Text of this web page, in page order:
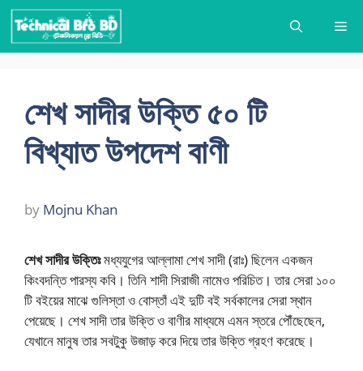
Skip
content
শেখ সাদীর উক্তি ৫০ টি
বিখ্যাত উপদেশ বাণী
by Mojnu Khan
শেখ সাদীর উক্তিঃমধ্যযুগের আল্লামা শেখ সাদী (রাঃ) ছিলেন একজন
কিংবদন্তি পারস্য কবি। তিনি শাদী সিরাজী নামেও পরিচিত। তার সেরা ১০০
টি বইয়ের মাঝে গুলিস্তা ও বোস্তাঁ এই দুটি বই সর্বকালের সেরা স্থান
পেয়েছে। শেখ সাদী তার উক্তি ও বাণীর মাধ্যমে এমন স্তরে পৌঁছেছেন,
যেখানে মানুষ তার সবটুকু উজাড় করে দিয়ে তার উক্তি গ্রহণ করেছে।